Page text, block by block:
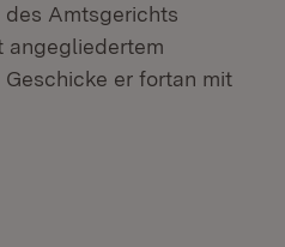
Amtsgerichts
angegliedertem
er fortan mit